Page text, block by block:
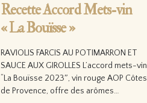
Recette Accord Mets-vin
« La Bouïsse »
RAVIOLIS FARCIS AU POTIMARRON ET
SAUCE AUX GIROLLES L’accord mets-vin
“La Bouïsse 2023″, vin rouge AOP Côtes
de Provence, offre des arômes…